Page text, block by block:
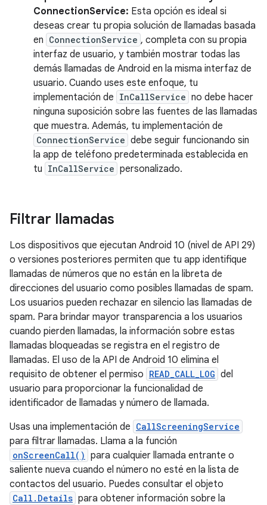
ConnectionService: Esta opción es ideal si
deseas crear tu propia solución de llamadas basada
en ConnectionService , completa con su propia
interfaz de usuario, y también mostrar todas las
demás llamadas de Android en la misma interfaz de
usuario. Cuando uses este enfoque, tu
implementación de InCallService no debe hacer
ninguna suposición sobre las fuentes de las llamadas
que muestra. Además, tu implementación de
ConnectionService debe seguir funcionando sin
la app de teléfono predeterminada establecida en
tu InCallService personalizado.
Filtrar llamadas
Los dispositivos que ejecutan Android 10 (nivel de API 29)
o versiones posteriores permiten que tu app identifique
llamadas de números que no están en la libreta de
direcciones del usuario como posibles llamadas de spam.
Los usuarios pueden rechazar en silencio las llamadas de
spam. Para brindar mayor transparencia a los usuarios
cuando pierden llamadas, la información sobre estas
llamadas bloqueadas se registra en el registro de
llamadas. El uso de la API de Android 10 elimina el
requisito de obtener el permiso READ_CALL_LOG del
usuario para proporcionar la funcionalidad de
identificador de llamadas y número de llamada.
Usas una implementación de CallScreeningService
para filtrar llamadas. Llama a la función
onScreenCall() para cualquier llamada entrante o
saliente nueva cuando el número no esté en la lista de
contactos del usuario. Puedes consultar el objeto
Call.Details para obtener información sobre la